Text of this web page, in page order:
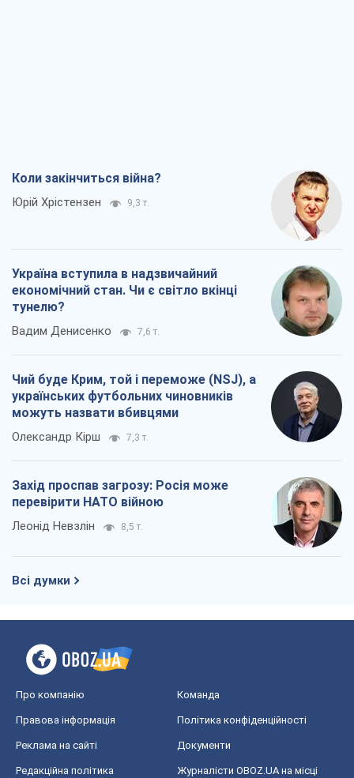
Коли закінчиться війна?
Юрій Хрістензен 9,3 т.
Україна вступила в надзвичайний
економічний стан. Чи є світло вкінці
тунелю?
Вадим Денисенко 7,6 т.
Чий буде Крим, той і переможе (NSJ), а
українських футбольних чиновників
можуть назвати вбивцями
Олександр Кірш 7,3 т.
Захід проспав загрозу: Росія може
перевірити НАТО війною
Леонід Невзлін 8,5 т.
Всі думки
Про компанію Команда
Правова інформація Політика конфіденційності
Реклама на сайті Документи
Редакційна політика
Журналісти OBOZ.UA на місці